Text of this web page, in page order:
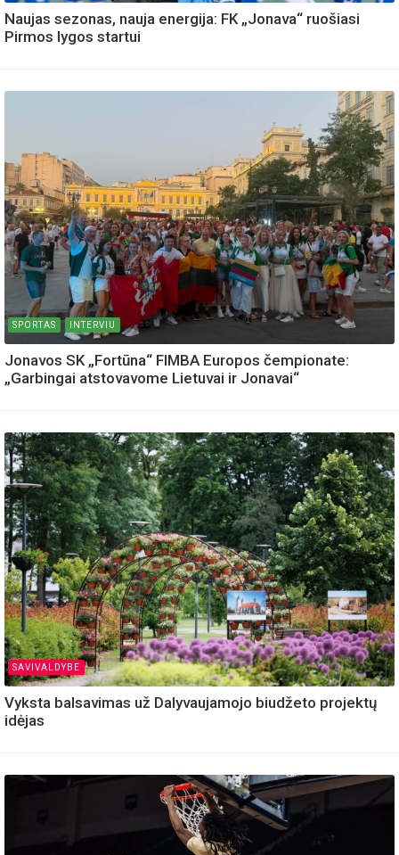
Naujas sezonas, nauja energija: FK „Jonava“ ruošiasi
Pirmos lygos startui
SPORTAS INTERVIU
Jonavos SK „Fortūna“ FIMBA Europos čempionate:
„Garbingai atstovavome Lietuvai ir Jonavai“
SAVIVALDYBE
Vyksta balsavimas už Dalyvaujamojo biudžeto projektų
idėjas